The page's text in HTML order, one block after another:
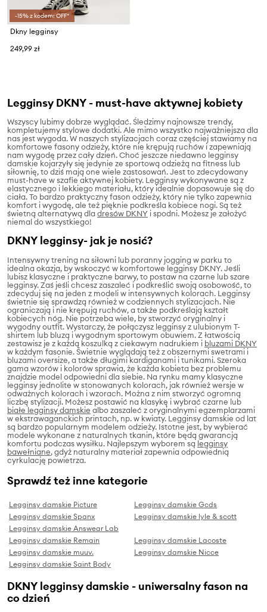
-15% z kodem: OFF*
Dkny legginsy
249,99 zł
Legginsy DKNY - must-have aktywnej kobiety
Wszyscy lubimy dobrze wyglądać. Śledzimy najnowsze trendy,
kompletujemy stylowe dodatki. Ale mimo wszystko najważniejsza dla
nas jest wygoda. W naszych stylizacjach coraz częściej stawiamy na
komfortowe fasony odzieży, które nie krępują ruchów i zapewniają
nam wygodę przez cały dzień. Choć jeszcze niedawno legginsy
damskie kojarzyły się jedynie ze sportową odzieżą na fitness lub
siłownię, to dziś mają one wiele zastosowań. Jest to zdecydowany
must-have w szafie aktywnej kobiety. Legginsy wykonywane są z
elastycznego i lekkiego materiału, który idealnie dopasowuje się do
ciała. To bardzo praktyczny fason odzieży, który nie tylko zapewnia
komfort i wygodę, ale też pięknie podkreśla kobiece nogi. Są też
świetną alternatywą dladresów DKNY i spodni. Możesz je założyć
niemal do wszystkiego!
DKNY legginsy- jak je nosić?
Intensywny trening na siłowni lub poranny jogging w parku to
idealna okazja, by wskoczyć w komfortowe legginsy DKNY. Jeśli
lubisz klasyczne i praktyczne barwy, to postaw na czarne lub szare
legginsy. Zaś jeśli chcesz zaszaleć i podkreślić swoją osobowość, to
zdecyduj się na jeden z modeli w intensywnych kolorach. Legginsy
świetnie się sprawdzą również w codziennych stylizacjach. Nie
ograniczają i nie krępują ruchów, a także podkreślają kształt
kobiecych nóg. Nie potrzeba wiele, by stworzyć oryginalny i
wygodny outfit. Wystarczy, że połączysz legginsy z ulubionym T-
shirtem lub bluzą i wygodnym sportowym obuwiem. Z łatwością
zestawisz je z każdą koszulką z ciekawym nadrukiem i bluzami DKNY
w każdym fasonie. Świetnie wyglądają też z obszernymi swetrami i
bluzami oversize, a także długimi kardiganami i tunikami. Szeroka
gama wzorów i kolorów sprawia, że każda kobieta bez problemu
znajdzie model odpowiedni dla siebie. Na rynku mamy klasyczne
legginsy jednolite w stonowanych kolorach, jak również wersje w
odważnych kolorach i wzorach. Można z nim stworzyć ogromną
liczbę stylizacji. Możesz postawić na klasykę i wybrać czarne lub
białe legginsy damskie albo zaszaleć z oryginalnymi egzemplarzami
w ekstrawaganckich printach, np. w kwiaty. Legginsy damskie od lat
są bardzo popularnym modelem odzieży. Istotne jest, by wybierać
modele wykonane z naturalnych tkanin, które będą gwarancją
komfortu podczas wysiłku. Najlepszym wyborem są legginsy
bawełniane, gdyż naturalny materiał zapewnia odpowiednią
cyrkulację powietrza.
Sprawdź też inne kategorie
Legginsy damskie Picture
Legginsy damskie Gcds
Legginsy damskie Spanx
Legginsy damskie lyle & scott
Legginsy damskie Answear Lab
Legginsy damskie Remain
Legginsy damskie Lacoste
Legginsy damskie muuv.
Legginsy damskie Nicce
Legginsy damskie Saint Body
DKNY legginsy damskie - uniwersalny fason na
co dzień